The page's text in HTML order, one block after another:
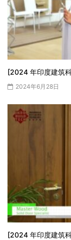
[2024 年印度建筑
2024年6月28日
[2024 年印度建筑